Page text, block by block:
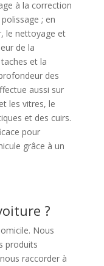
à la correction
; en
le nettoyage et
de la
et la
des
aussi sur
les vitres, le
et des cuirs.
pour
grâce à un
?
Nous
produits
raccorder à